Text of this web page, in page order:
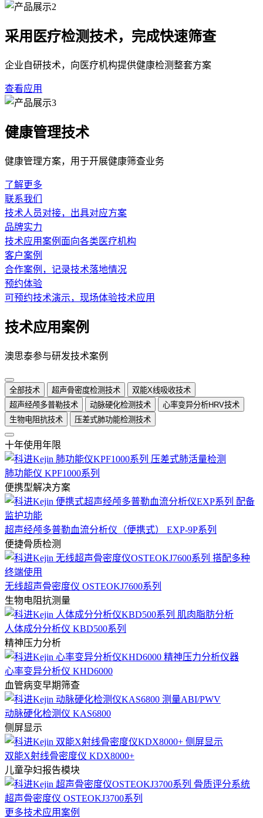
采用医疗检测技术，完成快速筛查
企业自研技术，向医疗机构提供健康检测整套方案
查看应用
健康管理技术
健康管理方案，用于开展健康筛查业务
了解更多
联系我们
技术人员对接，出具对应方案
品牌实力
技术应用案例面向各类医疗机构
客户案例
合作案例，记录技术落地情况
预约体验
可预约技术演示，现场体验技术应用
技术应用案例
澳思泰参与研发技术案例
全部技术 超声骨密度检测技术
双能X线吸收技术
超声经颅多普勒技术
动脉硬化检测技术
心率变异分析HRV技术
生物电阻抗技术
压差式肺功能检测技术
十年使用年限
肺功能仪 KPF1000系列
便携型解决方案
超声经颅多普勒血流分析仪（便携式） EXP-9P系列
便捷骨质检测
无线超声骨密度仪 OSTEOKJ7600系列
生物电阻抗测量
人体成分分析仪 KBD500系列
精神压力分析
心率变异分析仪 KHD6000
血管病变早期筛查
动脉硬化检测仪 KAS6800
侧屏显示
双能X射线骨密度仪 KDX8000+
儿童孕妇报告模块
超声骨密度仪 OSTEOKJ3700系列
更多技术应用案例